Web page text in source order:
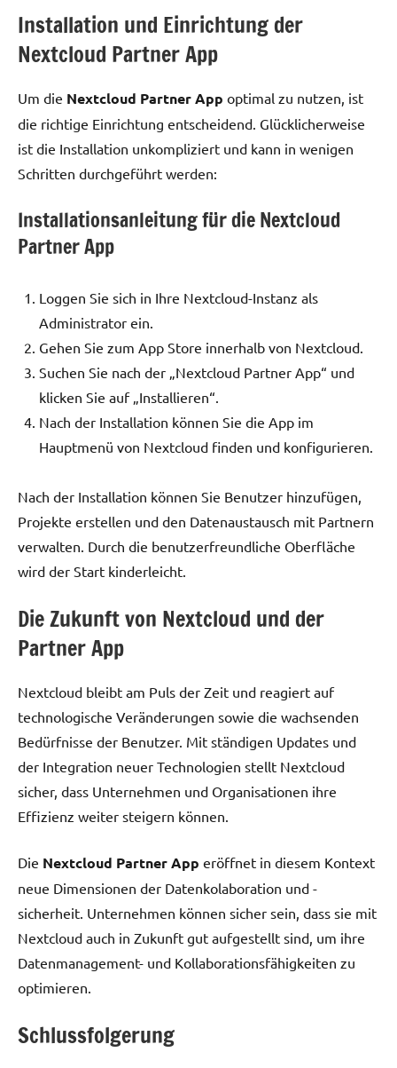
Installation und Einrichtung der
Nextcloud Partner App
Um die Nextcloud Partner App optimal zu nutzen, ist
die richtige Einrichtung entscheidend. Glücklicherweise
ist die Installation unkompliziert und kann in wenigen
Schritten durchgeführt werden:
Installationsanleitung für die Nextcloud
Partner App
Loggen Sie sich in Ihre Nextcloud-Instanz als
Administrator ein.
Gehen Sie zum App Store innerhalb von Nextcloud.
Suchen Sie nach der „Nextcloud Partner App“ und
klicken Sie auf „Installieren“.
Nach der Installation können Sie die App im
Hauptmenü von Nextcloud finden und konfigurieren.
Nach der Installation können Sie Benutzer hinzufügen,
Projekte erstellen und den Datenaustausch mit Partnern
verwalten. Durch die benutzerfreundliche Oberfläche
wird der Start kinderleicht.
Die Zukunft von Nextcloud und der
Partner App
Nextcloud bleibt am Puls der Zeit und reagiert auf
technologische Veränderungen sowie die wachsenden
Bedürfnisse der Benutzer. Mit ständigen Updates und
der Integration neuer Technologien stellt Nextcloud
sicher, dass Unternehmen und Organisationen ihre
Effizienz weiter steigern können.
Die Nextcloud Partner App eröffnet in diesem Kontext
neue Dimensionen der Datenkolaboration und -
sicherheit. Unternehmen können sicher sein, dass sie mit
Nextcloud auch in Zukunft gut aufgestellt sind, um ihre
Datenmanagement- und Kollaborationsfähigkeiten zu
optimieren.
Schlussfolgerung